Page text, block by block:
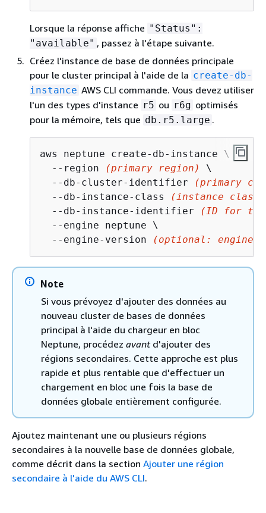
Lorsque la réponse affiche "Status":
"available" , passez à l'étape suivante.
Créez l'instance de base de données principale
pour le cluster principal à l'aide de la create-db-
instance AWS CLI commande. Vous devez utiliser
l'un des types d'instance r5 ou r6g optimisés
pour la mémoire, tels que db.r5.large .
aws neptune create-db-instance \
  --region
(primary region)
\
  --db-cluster-identifier
(primary
  --db-instance-class
(instance class)
  --db-instance-identifier
(ID for the
  --engine neptune \
  --engine-version
(optional: engine
Note
Si vous prévoyez d'ajouter des données au
nouveau cluster de bases de données
principal à l'aide du chargeur en bloc
Neptune, procédez avantd'ajouter des
régions secondaires. Cette approche est plus
rapide et plus rentable que d'effectuer un
chargement en bloc une fois la base de
données globale entièrement configurée.
Ajoutez maintenant une ou plusieurs régions
secondaires à la nouvelle base de données globale,
comme décrit dans la section Ajouter une région
secondaire à l'aide du AWS CLI.